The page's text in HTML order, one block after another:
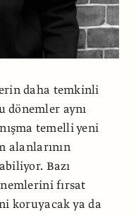
daha temkinli
dönemler aynı
temelli yeni
alanlarının
Bazı
fırsat
koruyacak ya da